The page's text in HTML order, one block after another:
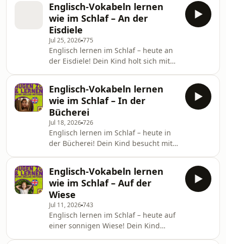
einem Rastplatz und schläft im Hotel
und lernt dabei 20 englische Wörter:
von Journey und Suitcase über Car
und Road bis Hotel und Camera.
Einfach Augen zu, entspannen und
zuhören. In dieser Folge lernst du:
Journey, Suitcase, Car, Seat, Belt,
Road, Field, Cow
Englisch-Vokabeln lernen
wie im Schlaf – An der
Eisdiele
Jul 25, 2026775
Englisch lernen im Schlaf – heute an
der Eisdiele! Dein Kind holt sich mit
englische Wörter: von Ice cream und
Cone über Vanilla und Chocolate bis
Sunshine und To share. Einfach
Augen zu, entspannen und zuhören.
In dieser Folge lernst du: Ice cream,
Shop, Cone, Scoop, Cup, Spoon,
Vanilla, Chocolate, Strawberry, Sticky,
Tongue,
Englisch-Vokabeln lernen
wie im Schlaf – In der
Bücherei
Jul 18, 2026726
Englisch lernen im Schlaf – heute in
der Bücherei! Dein Kind besucht mit
die Geschichte und lernt dabei 20
englische Wörter: von Library und
Book über Title und Whisper bis
Magic und Adventure. Einfach Augen
zu, entspannen und zuhören. In
dieser Folge lernst du: Library, Book,
Page, Title, Word, Shelf, Tall, Whisper,
Englisch-Vokabeln lernen
wie im Schlaf – Auf der
Wiese
Jul 11, 2026743
Englisch lernen im Schlaf – heute auf
einer sonnigen Wiese! Dein Kind